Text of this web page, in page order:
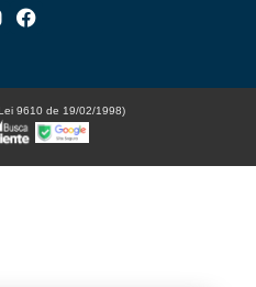
9610 de 19/02/1998)